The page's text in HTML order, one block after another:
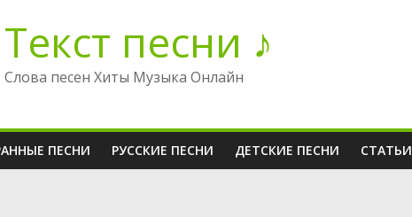
Текст песни ♪
Слова песен Хиты Музыка Онлайн
ПЕСНИ РУССКИЕ ПЕСНИ ДЕТСКИЕ ПЕСНИ СТАТЬИ